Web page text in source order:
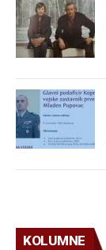
KOLUMNE